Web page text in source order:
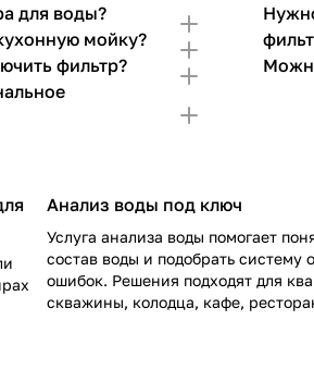
для воды?
мойку?
фильтр?
Анализ воды под ключ
Услуга анализа воды помогает
состав воды и подобрать систему
ошибок. Решения подходят для
скважины, колодца, кафе,